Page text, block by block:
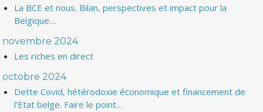
La BCE et nous. Bilan, perspectives et impact pour la
Belgique…
novembre 2024
Les riches en direct
octobre 2024
Dette Covid, hétérodoxie économique et financement de
l’Etat belge. Faire le point…